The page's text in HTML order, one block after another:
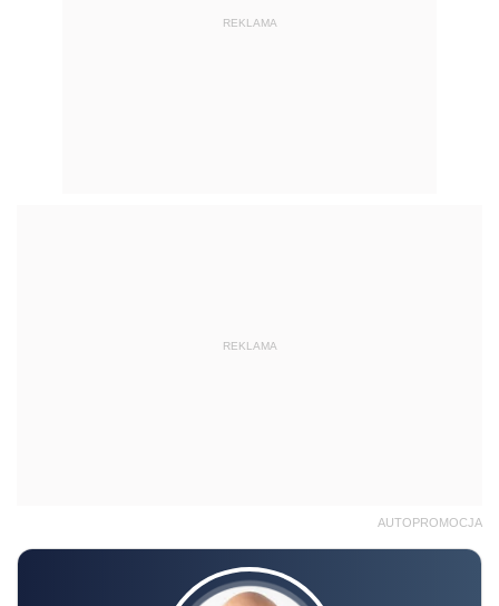
REKLAMA
REKLAMA
AUTOPROMOCJA